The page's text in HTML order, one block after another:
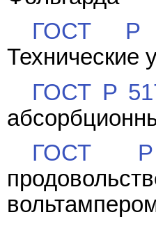
ГОСТ Р
Технические
ГОСТ Р
ГОСТ Р